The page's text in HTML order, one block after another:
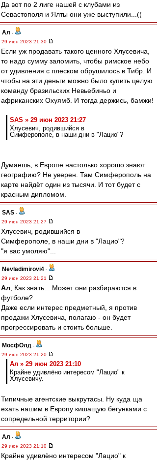
Да вот по 2 лиге нашей с клубами из
Севастополя и Ялты они уже выступили...((
Ал -
29 июн 2023 21:30
Если уж продавать такого ценного Хлусевича,
то надо сумму заломить, чтобы римское небо
от удивления с плеском обрушилось в Тибр. И
чтобы на эти деньги можно было купить целую
команду бразильских Невьебиньо и
африканских Охуямб. И тогда держись, бамжи!
SAS » 29 июн 2023 21:27
Хлусевич, родившийся в
Симферополе, в наши дни в "Лацио"?
Думаешь, в Европе настолько хорошо знают
географию? Не уверен. Там Симферополь на
карте найдёт один из тысячи. И тот будет с
красным дипломом.
SAS -
29 июн 2023 21:27
Хлусевич, родившийся в
Симферополе, в наши дни в "Лацио"?
"я вас умоляю"...
Nevladimirovi4 -
29 июн 2023 21:21
Ал , Как знать... Может они разбираются в
футболе?
Даже если интерес предметный, я против
продажи Хлусевича, полагаю - он будет
прогрессировать и стоить больше.
МосфОлд -
29 июн 2023 21:20
Ал » 29 июн 2023 21:10
Крайне удивлёно интересом "Лацио" к
Хлусевичу.
Типичные агентские выкрутасы. Ну куда ща
ехать нашим в Европу кишащую бегунками с
сопредельной территории?
Ал -
29 июн 2023 21:10
Крайне удивлёно интересом "Лацио" к